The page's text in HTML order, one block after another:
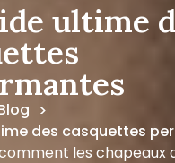
ultime
>
des casquettes
les chapeaux